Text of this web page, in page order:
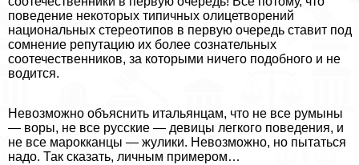
поведение некоторых типичных олицетворений
национальных стереотипов в первую очередь ставит под
сомнение репутацию их более сознательных
соотечественников, за которыми ничего подобного и не
водится.
Невозможно объяснить итальянцам, что не все румыны
— воры, не все русские — дeвицы легкого поведения, и
не все марокканцы — жулики. Невозможно, но пытаться
надо. Так сказать, личным примером…